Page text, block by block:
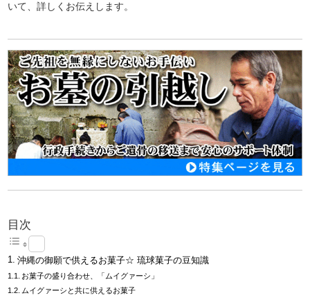
いて、詳しくお伝えします。
目次
沖縄の御願で供えるお菓子☆ 琉球菓子の豆知識
お菓子の盛り合わせ、「ムイグァーシ」
ムイグァーシと共に供えるお菓子